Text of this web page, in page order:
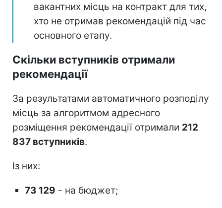
вакантних місць на контракт для тих,
хто не отримав рекомендацій під час
основного етапу.
Скільки вступників отримали
рекомендації
За результатами автоматичного розподілу
місць за алгоритмом адресного
розміщення рекомендації отримали 212
837 вступників.
Із них:
73 129 - на бюджет;